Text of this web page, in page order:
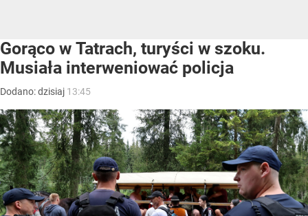
Gorąco w Tatrach, turyści w szoku.
Musiała interweniować policja
Dodano:dzisiaj 13:45